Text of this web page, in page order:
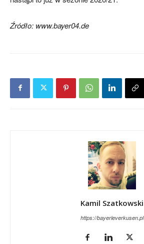
Źródło: www.bayer04.de
Kamil Szatkowski
https://bayerleverkusen.pl